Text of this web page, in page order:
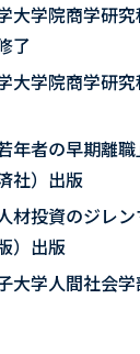
大学院商学研
了
大学院商学研
年者の早期離
社）出版
材投資のジレ
）出版
大学人間社会